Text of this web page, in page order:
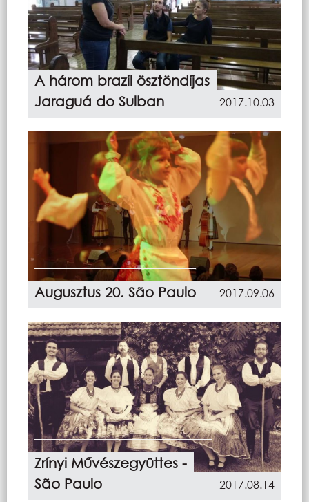
A három brazil ösztöndíjas
Jaraguá do Sulban
2017.10.03
Augusztus 20. São Paulo 2017.09.06
Zrínyi Művészegyüttes -
São Paulo
2017.08.14